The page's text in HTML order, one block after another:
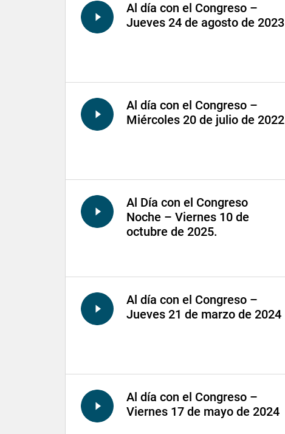
Al día con el Congreso –
Jueves 24 de agosto de 2023
Al día con el Congreso –
Miércoles 20 de julio de 2022
Al Día con el Congreso
Noche – Viernes 10 de
octubre de 2025.
Al día con el Congreso –
Jueves 21 de marzo de 2024
Al día con el Congreso –
Viernes 17 de mayo de 2024